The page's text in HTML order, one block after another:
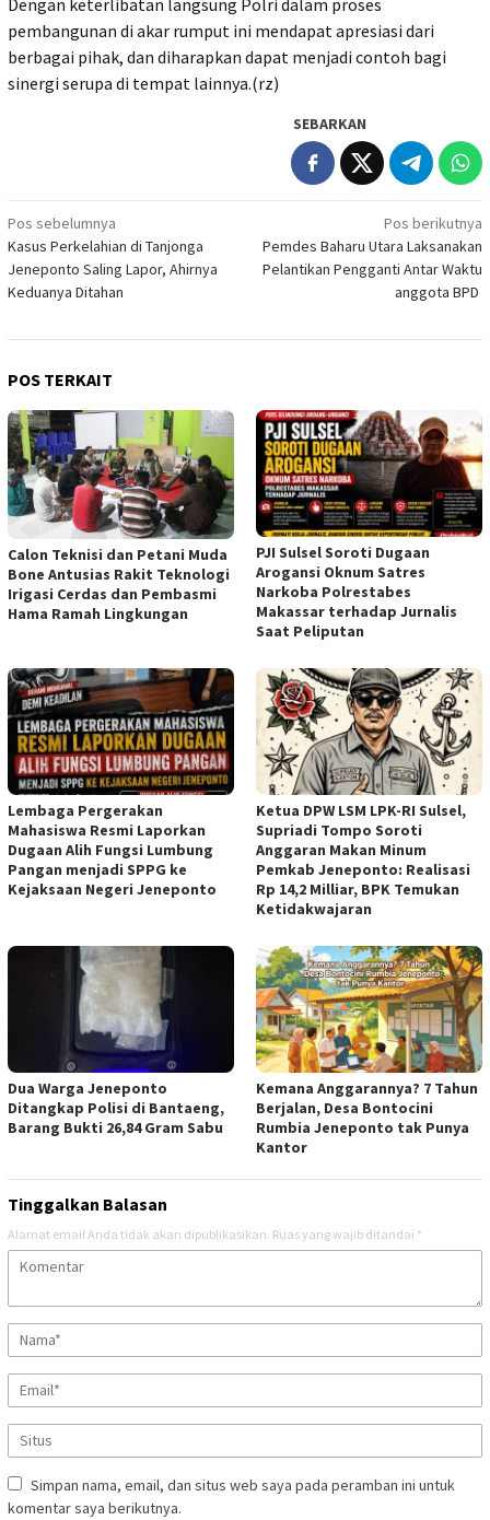
Dengan keterlibatan langsung Polri dalam proses
pembangunan di akar rumput ini mendapat apresiasi dari
berbagai pihak, dan diharapkan dapat menjadi contoh bagi
sinergi serupa di tempat lainnya.(rz)
SEBARKAN
Navigasi
pos
Pos sebelumnya
Kasus Perkelahian di Tanjonga
Jeneponto Saling Lapor, Ahirnya
Keduanya Ditahan
Pos berikutnya
Pemdes Baharu Utara Laksanakan
Pelantikan Pengganti Antar Waktu
anggota BPD
POS TERKAIT
Calon Teknisi dan Petani Muda
Bone Antusias Rakit Teknologi
Irigasi Cerdas dan Pembasmi
Hama Ramah Lingkungan
PJI Sulsel Soroti Dugaan
Arogansi Oknum Satres
Narkoba Polrestabes
Makassar terhadap Jurnalis
Saat Peliputan
Lembaga Pergerakan
Mahasiswa Resmi Laporkan
Dugaan Alih Fungsi Lumbung
Pangan menjadi SPPG ke
Kejaksaan Negeri Jeneponto
Ketua DPW LSM LPK-RI Sulsel,
Supriadi Tompo Soroti
Anggaran Makan Minum
Pemkab Jeneponto: Realisasi
Rp 14,2 Milliar, BPK Temukan
Ketidakwajaran
Dua Warga Jeneponto
Ditangkap Polisi di Bantaeng,
Barang Bukti 26,84 Gram Sabu
Kemana Anggarannya? 7 Tahun
Berjalan, Desa Bontocini
Rumbia Jeneponto tak Punya
Kantor
Tinggalkan Balasan
Alamat email Anda tidak akan dipublikasikan. Ruas yang wajib ditandai *
Simpan nama, email, dan situs web saya pada peramban ini untuk
komentar saya berikutnya.